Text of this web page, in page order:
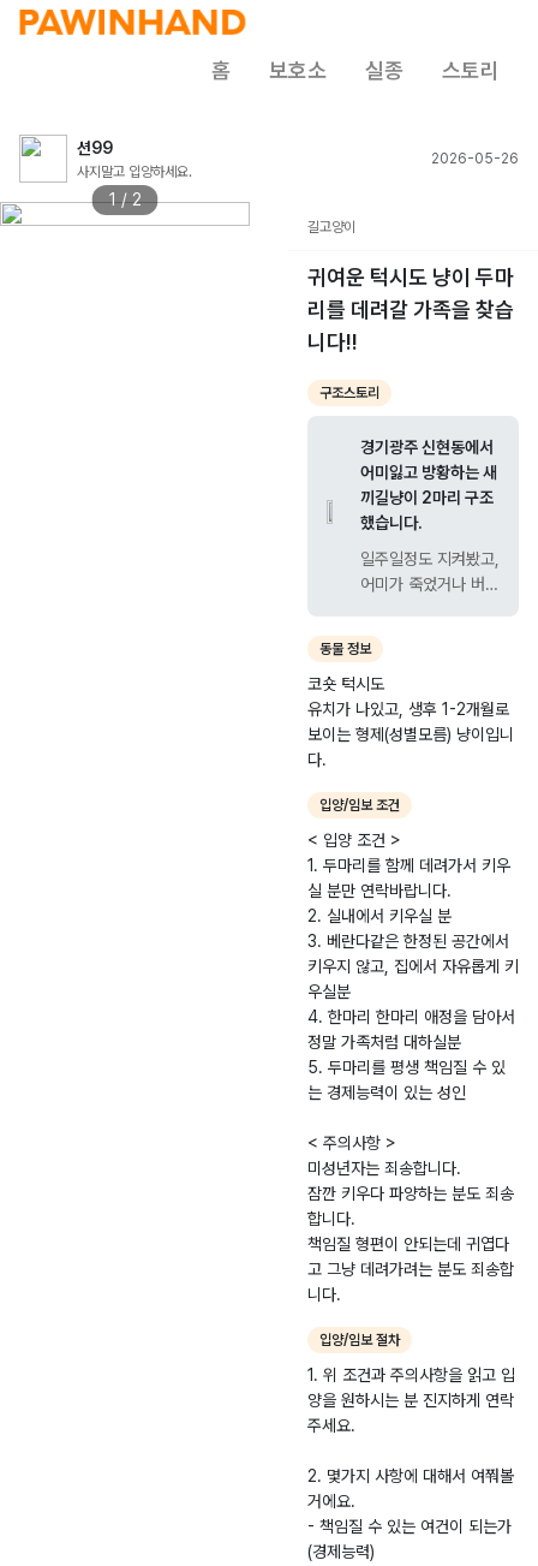
홈 보호소 실종 스토리
션99
사지말고 입양하세요.
2026-05-26
1 / 2
길고양이
귀여운 턱시도 냥이 두마
리를 데려갈 가족을 찾습
니다!!
구조스토리
경기광주 신현동에서
어미잃고 방황하는 새
끼길냥이 2마리 구조
했습니다.
일주일정도 지켜봤고,
어미가 죽었거나 버리
에 까마귀들이 계속
서성이고 , 둘이 오들
오들 떨고있어서 잠시
데려왔습니다. 지역은
경기광주 신현동입니
요. 둘은 형제로 추정
되고(성별모름), 성격
정말 온순합니다. 일
단 사람에 대한 경계
가 없어요... 처음 본
사람한테 막 다가가서
부비고 골골공에 그루
이에요 생긴거두 넘
예쁘게 생긴 턱시도냥
입니딩 저는 이미 3마
리 집사라서 ㅠㅠ 키
리 다 유기묘 직접 구
조해서 데려온지라..
추위에 떨고있는 냥이
수가 없었어요ㅠㅡㅠ
두마리 함께 데려갈
동물 정보
코숏 턱시도
유치가 나있고, 생후 1-2개월로
보이는 형제(성별모름) 냥이입니
다.
입양/임보 조건
< 입양 조건 >
1. 두마리를 함께 데려가서 키우
실 분만 연락바랍니다.
2. 실내에서 키우실 분
3. 베란다같은 한정된 공간에서
키우지 않고, 집에서 자유롭게 키
우실분
4. 한마리 한마리 애정을 담아서
정말 가족처럼 대하실분
5. 두마리를 평생 책임질 수 있
는 경제능력이 있는 성인
< 주의사항 >
미성년자는 죄송합니다.
잠깐 키우다 파양하는 분도 죄송
합니다.
책임질 형편이 안되는데 귀엽다
고 그냥 데려가려는 분도 죄송합
니다.
입양/임보 절차
1. 위 조건과 주의사항을 읽고 입
양을 원하시는 분 진지하게 연락
주세요.
2. 몇가지 사항에 대해서 여쭤볼
거에요.
- 책임질 수 있는 여건이 되는가
(경제능력)